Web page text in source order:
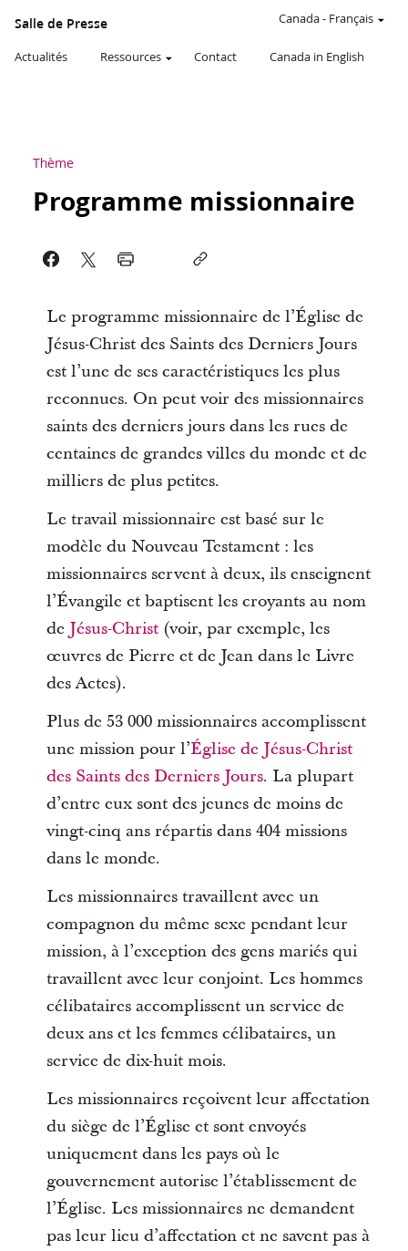
Salle de Presse
Actualités Ressources Contact Canada in English
Canada- Français
Thème
Programme missionnaire
Le programme missionnaire de l’Église de
Jésus-Christ des Saints des Derniers Jours
est l’une de ses caractéristiques les plus
reconnues. On peut voir des missionnaires
saints des derniers jours dans les rues de
centaines de grandes villes du monde et de
milliers de plus petites.
Le travail missionnaire est basé sur le
modèle du Nouveau Testament : les
missionnaires servent à deux, ils enseignent
l’Évangile et baptisent les croyants au nom
de Jésus-Christ(voir, par exemple, les
œuvres de Pierre et de Jean dans le Livre
des Actes).
Plus de 53 000 missionnaires accomplissent
une mission pour l’Église de Jésus-Christ
des Saints des Derniers Jours. La plupart
d’entre eux sont des jeunes de moins de
vingt-cinq ans répartis dans 404 missions
dans le monde.
Les missionnaires travaillent avec un
compagnon du même sexe pendant leur
mission, à l’exception des gens mariés qui
travaillent avec leur conjoint. Les hommes
célibataires accomplissent un service de
deux ans et les femmes célibataires, un
service de dix-huit mois.
Les missionnaires reçoivent leur affectation
du siège de l’Église et sont envoyés
uniquement dans les pays où le
gouvernement autorise l’établissement de
l’Église. Les missionnaires ne demandent
pas leur lieu d’affectation et ne savent pas à